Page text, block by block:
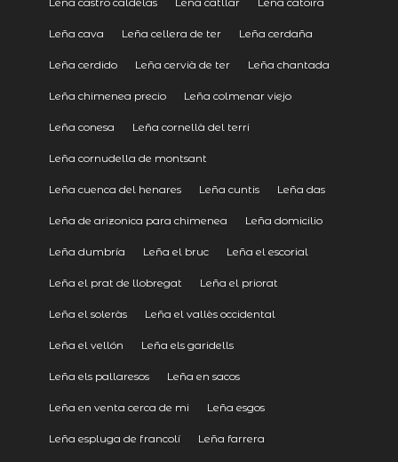
Leña cava Leña cellera de ter Leña cerdaña
Leña cerdido Leña cervià de ter Leña chantada
Leña chimenea precio Leña colmenar viejo
Leña conesa Leña cornellà del terri
Leña cornudella de montsant
Leña cuenca del henares Leña cuntis Leña das
Leña de arizonica para chimenea Leña domicilio
Leña dumbría Leña el bruc Leña el escorial
Leña el prat de llobregat Leña el priorat
Leña el soleràs Leña el vallès occidental
Leña el vellón Leña els garidells
Leña els pallaresos Leña en sacos
Leña en venta cerca de mi Leña esgos
Leña espluga de francolí Leña farrera